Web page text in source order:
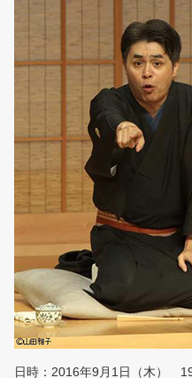
日時：2016年9月1日（木）